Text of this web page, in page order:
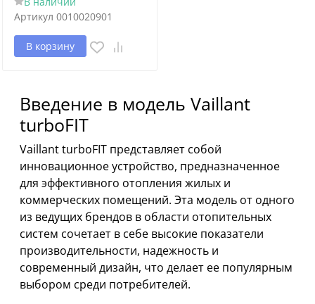
Артикул 0010020901
В корзину
Введение в модель Vaillant
turboFIT
Vaillant turboFIT представляет собой
инновационное устройство, предназначенное
для эффективного отопления жилых и
коммерческих помещений. Эта модель от одного
из ведущих брендов в области отопительных
систем сочетает в себе высокие показатели
производительности, надежность и
современный дизайн, что делает ее популярным
выбором среди потребителей.